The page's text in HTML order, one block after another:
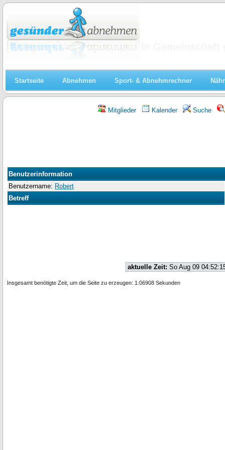
Startseite Abnehmen Sport- & Abnehmrechner
Mitglieder Kalender Suche
Benutzerinformation
Benutzername: Robert
Betreff
aktuelle Zeit: So Aug 09
Insgesamt benötigte Zeit, um die Seite zu erzeugen: 1.06908 Sekunden